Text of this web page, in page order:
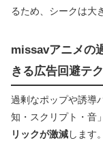
るため、シークは大
missavアニメの
きる広告回避テク
過剰なポップや誘導
知・スクリプト・音
リックが激減します。